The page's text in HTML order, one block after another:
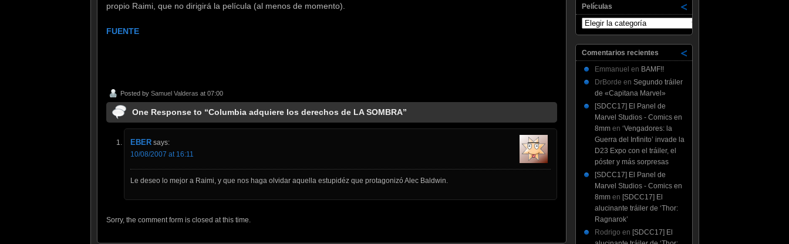
propio Raimi, que no dirigirá la película (al menos de momento).
FUENTE
Posted by Samuel Valderas at 07:00
One Response to “Columbia adquiere los derechos de LA SOMBRA”
EBER says:
10/08/2007 at 16:11
Le deseo lo mejor a Raimi, y que nos haga olvidar aquella estupidéz que protagonizó Alec Baldwin.
Sorry, the comment form is closed at this time.
Películas
Películas
Comentarios recientes
Emmanuel en BAMF!!
DrBorde en Segundo tráiler
de «Capitana Marvel»
[SDCC17] El Panel de
Marvel Studios - Comics en
8mmen ‘Vengadores: la
Guerra del Infinito’ invade la
D23 Expo con el tráiler, el
póster y más sorpresas
[SDCC17] El Panel de
Marvel Studios - Comics en
8mmen [SDCC17] El
alucinante tráiler de ‘Thor:
Ragnarok’
Rodrigo en [SDCC17] El